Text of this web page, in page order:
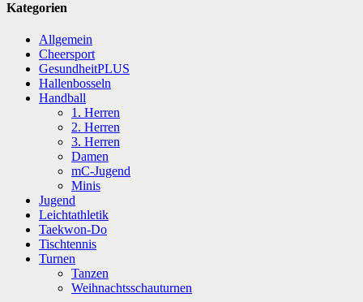
Kategorien
Allgemein
Cheersport
GesundheitPLUS
Hallenbosseln
Handball
1. Herren
2. Herren
3. Herren
Damen
mC-Jugend
Minis
Jugend
Leichtathletik
Taekwon-Do
Tischtennis
Turnen
Tanzen
Weihnachtsschauturnen